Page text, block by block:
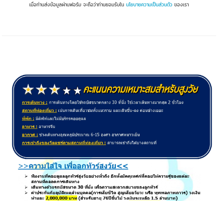
เมื่อท่านส่งข้อมูลผ่านฟอร์ม จะถือว่าท่านยอมรับใน นโยบายความเป็นส่วนตัว ของเรา